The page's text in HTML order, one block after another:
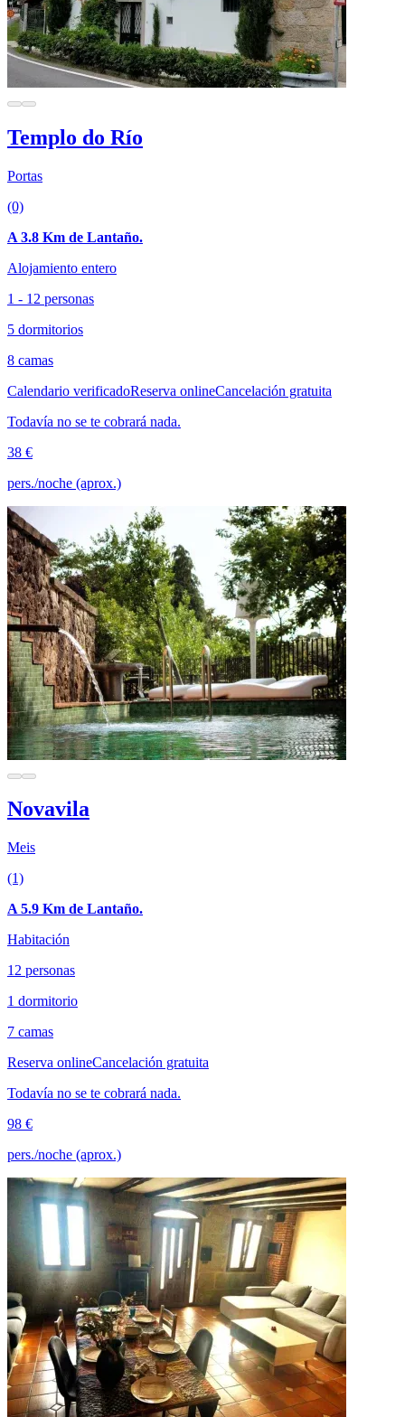
Templo do Río
Portas
(0)
A 3.8 Km de Lantaño.
Alojamiento entero
1 - 12 personas
5 dormitorios
8 camas
Calendario verificadoReserva onlineCancelación gratuita
Todavía no se te cobrará nada.
38 €
pers./noche (aprox.)
Novavila
Meis
(1)
A 5.9 Km de Lantaño.
Habitación
12 personas
1 dormitorio
7 camas
Reserva onlineCancelación gratuita
Todavía no se te cobrará nada.
98 €
pers./noche (aprox.)